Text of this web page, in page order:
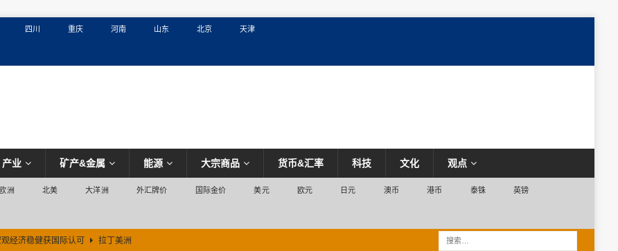
四川 重庆 河南 山东 北京 天津
产业 矿产&金属 能源 大宗商品 货币&汇率 科技 文化 观点
欧洲 北美 大洋洲 外汇牌价 国际金价 美元 欧元 日元 澳币 港币 泰铢 英镑
经济稳健获国际认可 拉丁美洲